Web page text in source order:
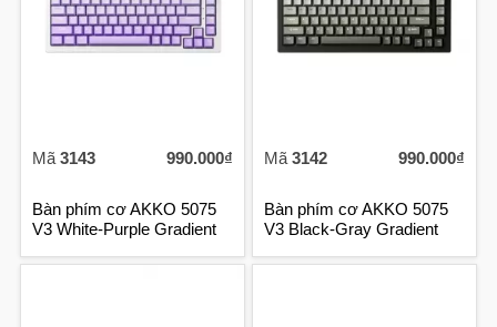
Mã 3143 990.000₫
Bàn phím cơ AKKO 5075
V3 White-Purple Gradient
Mã 3142 990.000₫
Bàn phím cơ AKKO 5075
V3 Black-Gray Gradient